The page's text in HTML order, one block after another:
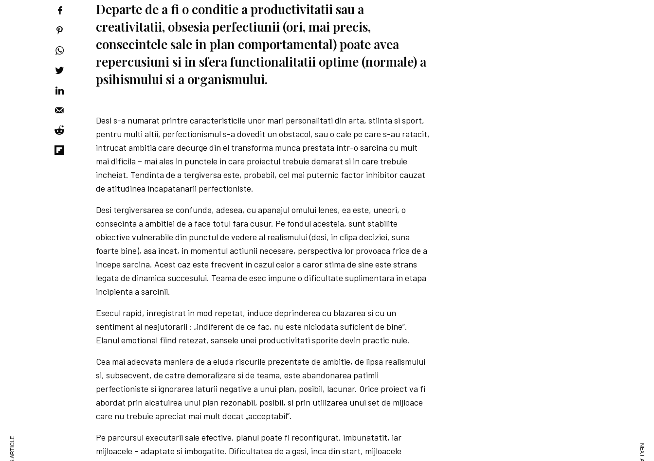
Departe de a fi o conditie a productivitatii sau a
creativitatii, obsesia perfectiunii (ori, mai precis,
consecintele sale in plan comportamental) poate avea
repercusiuni si in sfera functionalitatii optime (normale) a
psihismului si a organismului.
Desi s-a numarat printre caracteristicile unor mari personalitati din arta, stiinta si sport,
pentru multi altii, perfectionismul s-a dovedit un obstacol, sau o cale pe care s-au ratacit,
intrucat ambitia care decurge din el transforma munca prestata intr-o sarcina cu mult
mai dificila – mai ales in punctele in care proiectul trebuie demarat si in care trebuie
incheiat. Tendinta de a tergiversa este, probabil, cel mai puternic factor inhibitor cauzat
de atitudinea incapatanarii perfectioniste.
Desi tergiversarea se confunda, adesea, cu apanajul omului lenes, ea este, uneori, o
consecinta a ambitiei de a face totul fara cusur. Pe fondul acesteia, sunt stabilite
obiective vulnerabile din punctul de vedere al realismului (desi, in clipa deciziei, suna
foarte bine), asa incat, in momentul actiunii necesare, perspectiva lor provoaca frica de a
incepe sarcina. Acest caz este frecvent in cazul celor a caror stima de sine este strans
legata de dinamica succesului. Teama de esec impune o dificultate suplimentara in etapa
incipienta a sarcinii.
Esecul rapid, inregistrat in mod repetat, induce deprinderea cu blazarea si cu un
sentiment al neajutorarii : „indiferent de ce fac, nu este niciodata suficient de bine”.
Elanul emotional fiind retezat, sansele unei productivitati sporite devin practic nule.
Cea mai adecvata maniera de a eluda riscurile prezentate de ambitie, de lipsa realismului
si, subsecvent, de catre demoralizare si de teama, este abandonarea patimii
perfectioniste si ignorarea laturii negative a unui plan, posibil, lacunar. Orice proiect va fi
abordat prin alcatuirea unui plan rezonabil, posibil, si prin utilizarea unui set de mijloace
care nu trebuie apreciat mai mult decat „acceptabil”.
Pe parcursul executarii sale efective, planul poate fi reconfigurat, imbunatatit, iar
mijloacele – adaptate si imbogatite. Dificultatea de a gasi, inca din start, mijloacele